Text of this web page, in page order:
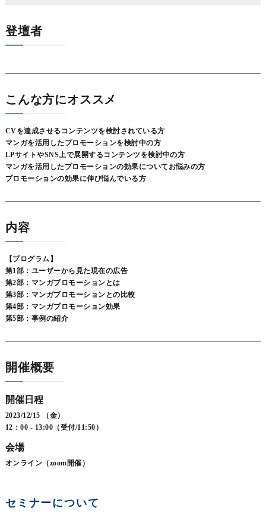
登壇者
こんな方にオススメ
CVを達成させるコンテンツを検討されている方
マンガを活用したプロモーションを検討中の方
LPサイトやSNS上で展開するコンテンツを検討中の方
マンガを活用したプロモーションの効果についてお悩みの方
プロモーションの効果に伸び悩んでいる方
内容
【プログラム】
第1部：ユーザーから見た現在の広告
第2部：マンガプロモーションとは
第3部：マンガプロモーションとの比較
第4部：マンガプロモーション効果
第5部：事例の紹介
開催概要
開催日程
2023/12/15 （金）
12：00 - 13:00（受付/11:50）
会場
オンライン（zoom開催）
セミナーについて